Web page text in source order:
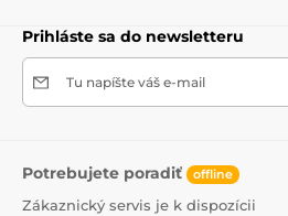
Prihláste sa do newsletteru
Tu napíšte váš e-mail
Potrebujete poradiť offline
Zákaznický servis je k dispozícii